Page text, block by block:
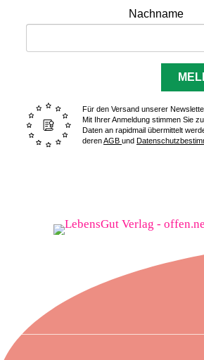
Nachname
Für den Versand unserer
Mit Ihrer Anmeldung stimmen Sie
Daten an rapidmail übermittelt
derenAGB und